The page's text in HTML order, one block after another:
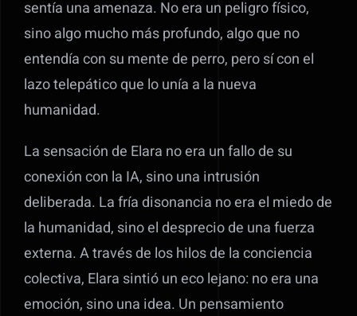
sentía una amenaza. No era un peligro físico,
sino algo mucho más profundo, algo que no
entendía con su mente de perro, pero sí con el
lazo telepático que lo unía a la nueva
humanidad.
La sensación de Elara no era un fallo de su
conexión con la IA, sino una intrusión
deliberada. La fría disonancia no era el miedo de
la humanidad, sino el desprecio de una fuerza
externa. A través de los hilos de la conciencia
colectiva, Elara sintió un eco lejano: no era una
emoción, sino una idea. Un pensamiento